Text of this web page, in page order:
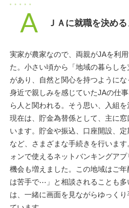
A ＪＡに就職を決め
実家が農家なので、両親がJAを利
た。小さい頃から「地域の暮らし
があり、自然と関心を持つようにな
身近で親しみを感じていたJAの仕
ら人と関われる。そう思い、入組を
現在は、貯金為替係として、主に
います。貯金や振込、口座開設、
など、さまざまな手続きを行いま
ォンで使えるネットバンキングア
機会も増えました。この地域はご
は苦手で⋯」と相談されることも
は、一緒に画面を見ながらゆっく